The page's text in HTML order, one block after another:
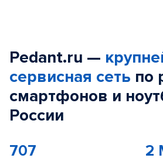
Pedant.ru —
сервисная сеть по
смартфонов и
России
707 2